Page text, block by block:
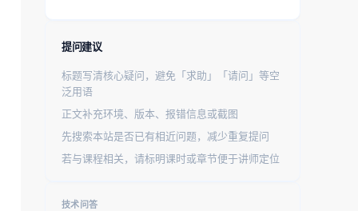
提问建议
标题写清核心疑问，避免「求助」「请问」等空
泛用语
正文补充环境、版本、报错信息或截图
先搜索本站是否已有相近问题，减少重复提问
若与课程相关，请标明课时或章节便于讲师定位
技术问答